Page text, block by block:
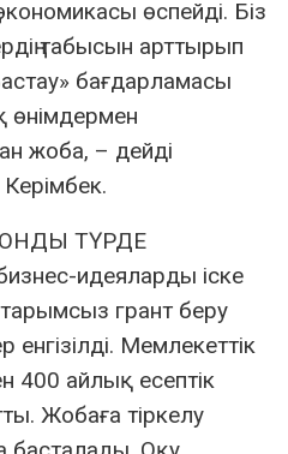
өспейді. Біз
табысын арттырып
бағдарламасы
өнімдермен
жоба, – дейді
ТҮРДЕ
идеяларды іске
грант беру
енгізілді. Мемлекеттік
400 айлық есептік
Жобаға тіркелу